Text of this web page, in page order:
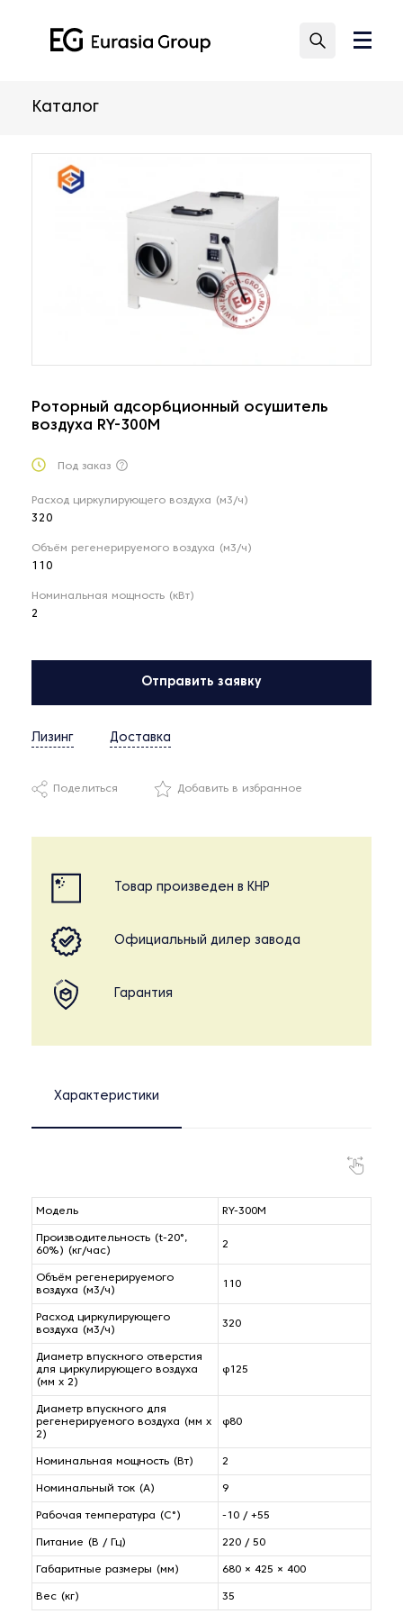
Каталог
Роторный адсорбционный осушитель
воздуха RY-300M
Под заказ
Расход циркулирующего воздуха (м3/ч)
320
Объём регенерируемого воздуха (м3/ч)
110
Номинальная мощность (кВт)
2
Отправить заявку
Лизинг Доставка
Поделиться Добавить в избранное
Товар произведен в КНР
Официальный дилер завода
Гарантия
Характеристики
Модель RY-300M
Производительность (t-20°,
60%) (кг/час)
2
Объём регенерируемого
воздуха (м3/ч)
110
Расход циркулирующего
воздуха (м3/ч)
320
Диаметр впускного отверстия
для циркулирующего воздуха
(мм х 2)
φ125
Диаметр впускного для
регенерируемого воздуха (мм х
2)
φ80
Номинальная мощность (Вт) 2
Номинальный ток (А) 9
Рабочая температура (С°) -10 / +55
Питание (В / Гц) 220 / 50
Габаритные размеры (мм) 680 × 425 × 400
Вес (кг) 35